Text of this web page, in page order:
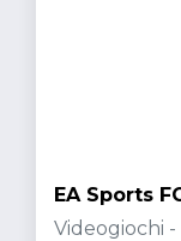
EA Sports
Videogiochi